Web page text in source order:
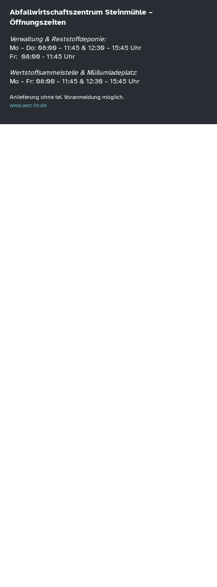
Abfallwirtschaftszentrum Steinmühle –
Öffnungszeiten
Verwaltung & Reststoffdeponie:
Mo – Do: 08:00 – 11:45 & 12:30 – 15:45 Uhr
Fr: 08:00 - 11:45 Uhr
Wertstoffsammelstelle & Müllumladeplatz:
Mo – Fr: 08:00 – 11:45 & 12:30 – 15:45 Uhr
Anlieferung ohne tel. Voranmeldung möglich.
www.awz-tir.de